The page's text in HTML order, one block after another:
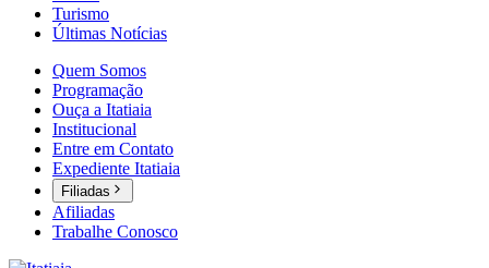
Turismo
Últimas Notícias
Quem Somos
Programação
Ouça a Itatiaia
Institucional
Entre em Contato
Expediente Itatiaia
Filiadas
Afiliadas
Trabalhe Conosco